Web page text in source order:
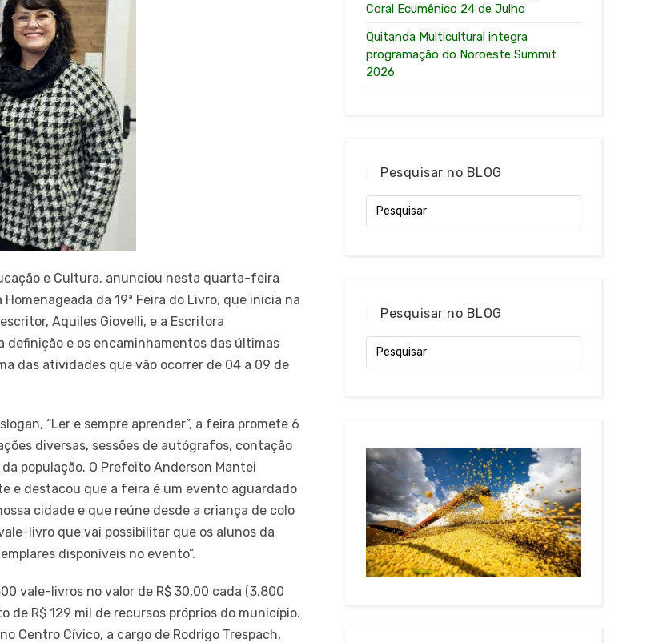
e Cultura, anunciou nesta quarta-feira
da 19ª Feira do Livro, que inicia na
Aquiles Giovelli, e a Escritora
definição e os encaminhamentos das últimas
das atividades que vão ocorrer de 04 a 09 de
“Ler e sempre aprender”, a feira promete 6
diversas, sessões de autógrafos, contação
população. O Prefeito Anderson Mantei
e destacou que a feira é um evento aguardado
cidade e que reúne desde a criança de colo
livro que vai possibilitar que os alunos da
disponíveis no evento”.
vale-livros no valor de R$ 30,00 cada (3.800
R$ 129 mil de recursos próprios do município.
Centro Cívico, a cargo de Rodrigo Trespach,
Coral Ecumênico 24 de Julho
Quitanda Multicultural integra
programação do Noroeste Summit
2026
Pesquisar no BLOG
Pesquisar no BLOG